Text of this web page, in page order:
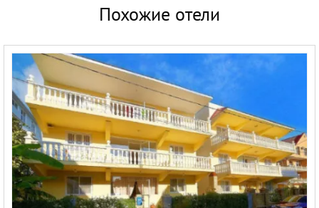
Похожие отели